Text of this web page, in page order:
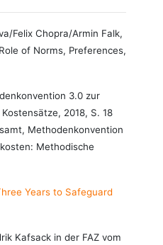
Felix Chopra/Armin Falk,
of Norms, Preferences,
3.0 zur
2018, S. 18
Methodenkonvention
Methodische
Years to Safeguard
Kafsack in der FAZ vom